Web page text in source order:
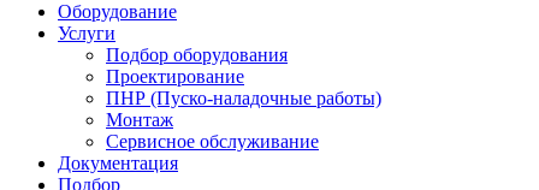
Оборудование
Услуги
Подбор оборудования
Проектирование
ПНР (Пуско-наладочные работы)
Монтаж
Сервисное обслуживание
Документация
Подбор